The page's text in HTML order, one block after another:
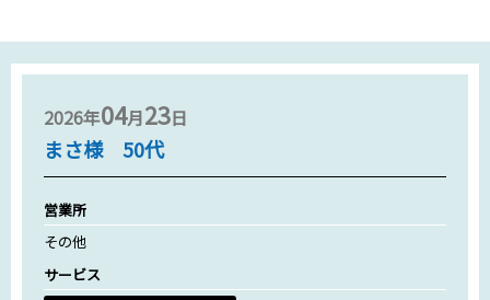
2026年04月23日
まさ様 50代
営業所
その他
サービス